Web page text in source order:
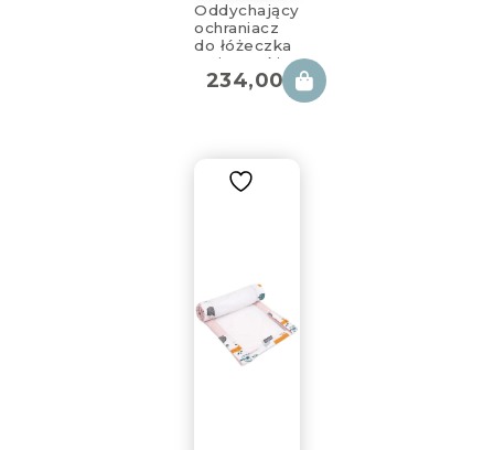
Oddychający
ochraniacz
do łóżeczka
z siateczki
CuMint
234,00 zł